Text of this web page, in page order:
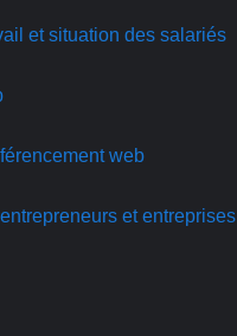
et situation des salariés
web
et entreprises